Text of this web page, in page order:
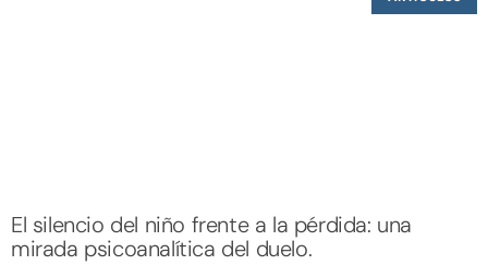
El silencio del niño frente a la pérdida: una
mirada psicoanalítica del duelo.